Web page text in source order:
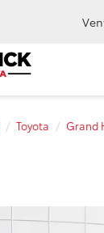
Toyota Grand